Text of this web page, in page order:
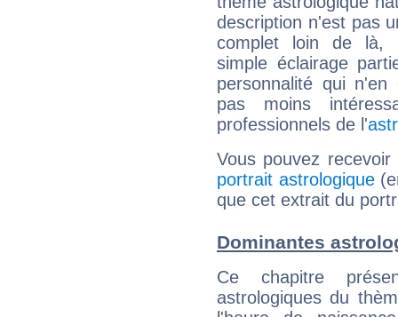
description n'est pas
complet loin de là,
simple éclairage
personnalité qui n'en
pas moins
professionnels de l'
Vous pouvez
portrait astrologique
que cet extrait du
Dominantes
Ce chapitre
astrologiques du